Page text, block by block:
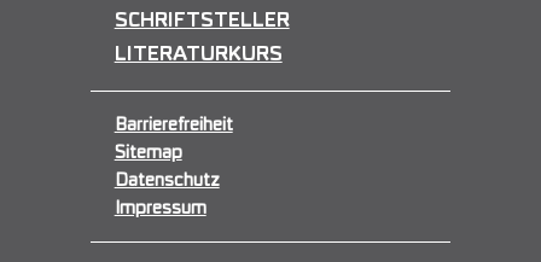
SCHRIFTSTELLER
LITERATURKURS
Barrierefreiheit
Sitemap
Datenschutz
Impressum